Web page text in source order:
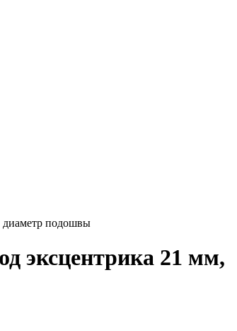
диаметр подошвы
эксцентрика 21 мм,